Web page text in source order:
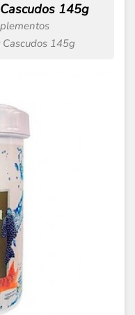
145g
145g